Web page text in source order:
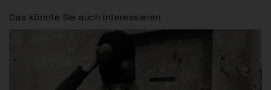
Das könnte Sie auch interessieren